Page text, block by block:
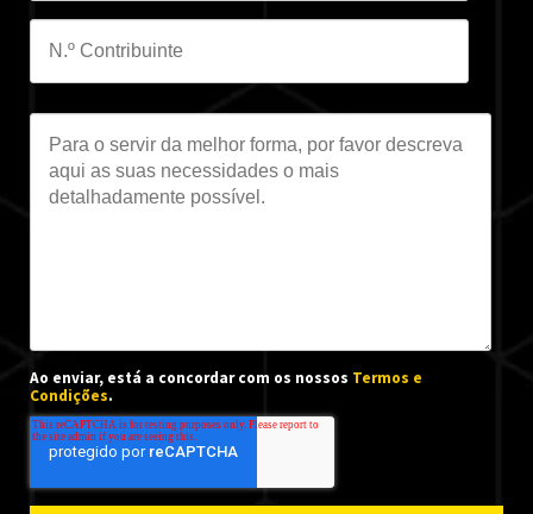
Ao enviar, está a concordar com os nossos Termos e
Condições.